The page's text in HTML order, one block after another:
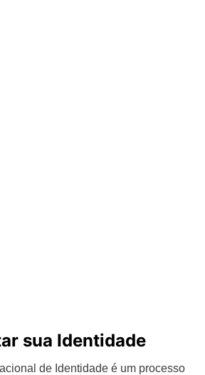
sua Identidade
de Identidade é um processo